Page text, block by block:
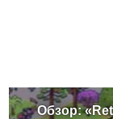
Обзор: